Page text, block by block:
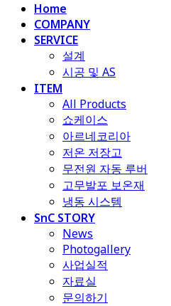
Home
COMPANY
SERVICE
설계
시공 및 AS
ITEM
All Products
​쇼케이스
아르네코리아
저온 저장고
무전원 자동 루버
고무발포 보온재
냉동 시스템
SnC STORY
News
Photogallery
사업실적
자료실
문의하기